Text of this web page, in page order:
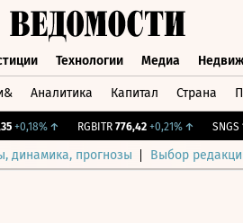
Технологии Медиа
Аналитика Капитал Страна
+0,18%↑ RGBITR 776,42 +0,21%↑ SNGS
динамика, прогнозы Выбор